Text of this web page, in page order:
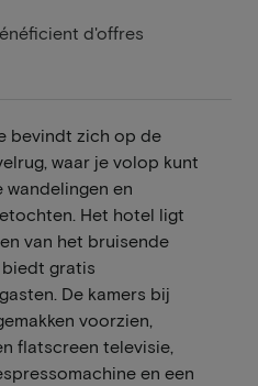
d'offres
bevindt zich op de
waar je volop kunt
en
Het hotel ligt
van het bruisende
gratis
De kamers bij
voorzien,
flatscreen televisie,
en een